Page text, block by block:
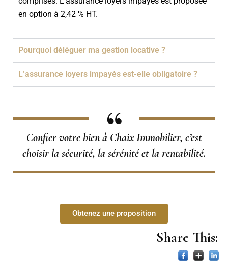
en option à 2,42 % HT.
Pourquoi déléguer ma gestion locative ?
L’assurance loyers impayés est-elle obligatoire ?
Confier votre bien à Chaix Immobilier, c’est
choisir la sécurité, la sérénité et la rentabilité.
Obtenez une proposition
Share This: